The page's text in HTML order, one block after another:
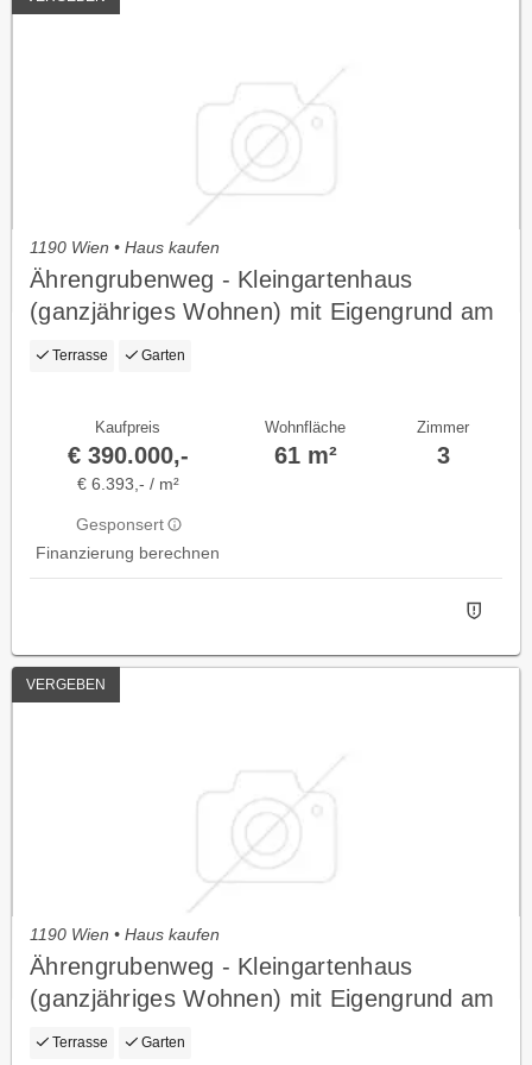
1190 Wien • Haus kaufen
Ährengrubenweg - Kleingartenhaus
(ganzjähriges Wohnen) mit Eigengrund am
Hackenberg
Terrasse Garten
Kaufpreis
€ 390.000,-
€ 6.393,- / m²
Gesponsert
Finanzierung berechnen
Wohnfläche
61 m²
Zimmer
3
VERGEBEN
1190 Wien • Haus kaufen
Ährengrubenweg - Kleingartenhaus
(ganzjähriges Wohnen) mit Eigengrund am
Hackenberg
Terrasse Garten